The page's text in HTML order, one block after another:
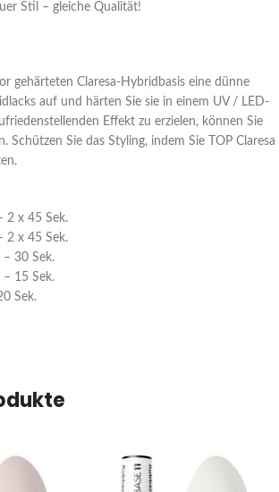
Stil – gleiche Qualität!
gehärteten Claresa-Hybridbasis eine dünne
auf und härten Sie sie in einem UV / LED-
Effekt zu erzielen, können Sie
Schützen Sie das Styling, indem Sie TOP Claresa
2 x 45 Sek.
2 x 45 Sek.
– 30 Sek.
– 15 Sek.
Sek.